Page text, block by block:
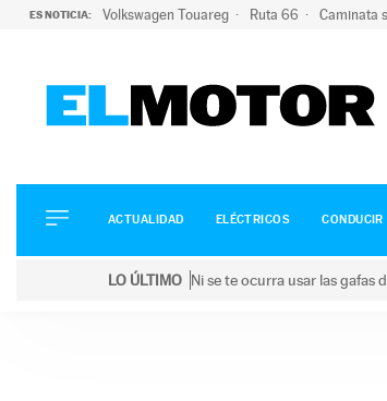
ES NOTICIA: Volkswagen Touareg Ruta 66 Caminata
ELÉCTRICOS
CONDUCIR
ACTUALIDAD ELÉCTRICOS CONDUCIR
LO ÚLTIMO Ni se te ocurra usar las gafas